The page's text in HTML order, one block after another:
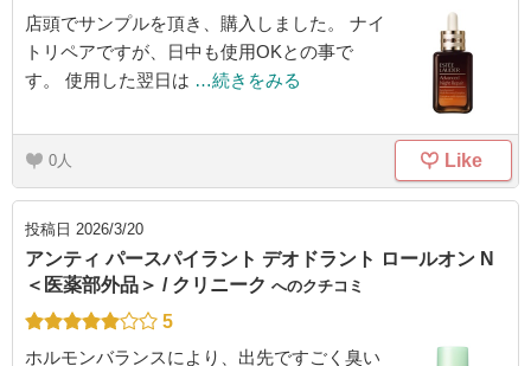
店頭でサンプルを頂き、購入しました。 ナイ
トリペアですが、日中も使用OKとの事で
す。 使用した翌日は …続きをみる
0 Like
投稿日 2026/3/20
アンティ パースパイラント デオドラント ロールオン N
＜医薬部外品＞ / クリニーク へのクチコミ
5
ホルモンバランスにより、出先ですごく臭い